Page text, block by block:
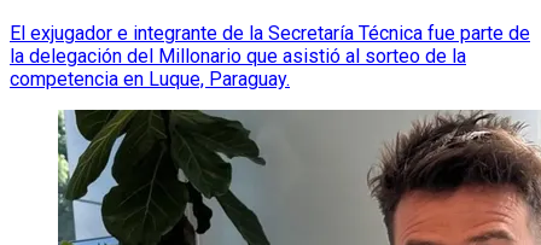
El exjugador e integrante de la Secretaría Técnica fue parte de
la delegación del Millonario que asistió al sorteo de la
competencia en Luque, Paraguay.